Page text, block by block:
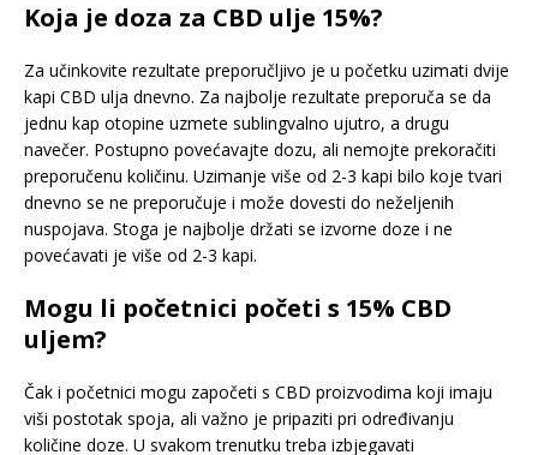
Koja je doza za CBD ulje 15%?
Za učinkovite rezultate preporučljivo je u početku uzimati dvije
kapi CBD ulja dnevno. Za najbolje rezultate preporuča se da
jednu kap otopine uzmete sublingvalno ujutro, a drugu
navečer. Postupno povećavajte dozu, ali nemojte prekoračiti
preporučenu količinu. Uzimanje više od 2-3 kapi bilo koje tvari
dnevno se ne preporučuje i može dovesti do neželjenih
nuspojava. Stoga je najbolje držati se izvorne doze i ne
povećavati je više od 2-3 kapi.
Mogu li početnici početi s 15% CBD
uljem?
Čak i početnici mogu započeti s CBD proizvodima koji imaju
viši postotak spoja, ali važno je pripaziti pri određivanju
količine doze. U svakom trenutku treba izbjegavati